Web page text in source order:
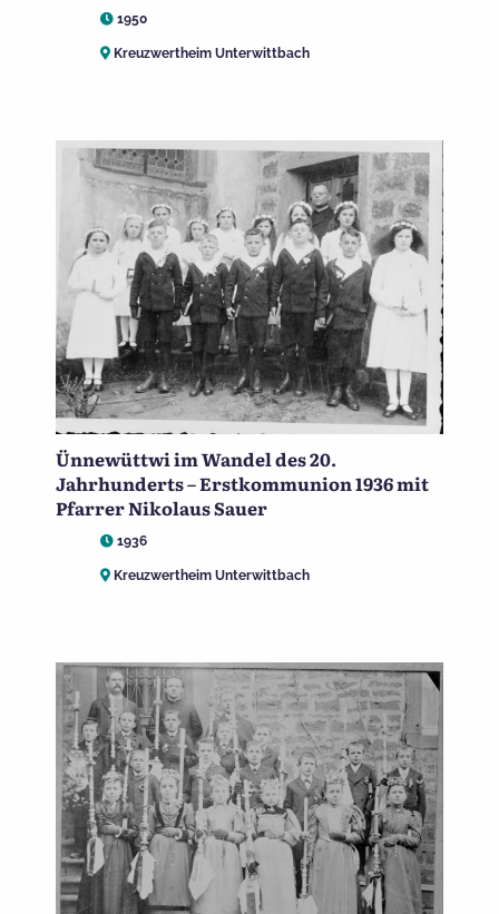
1950
Kreuzwertheim Unterwittbach
Ünnewüttwi im Wandel des 20.
Jahrhunderts – Erstkommunion 1936 mit
Pfarrer Nikolaus Sauer
1936
Kreuzwertheim Unterwittbach